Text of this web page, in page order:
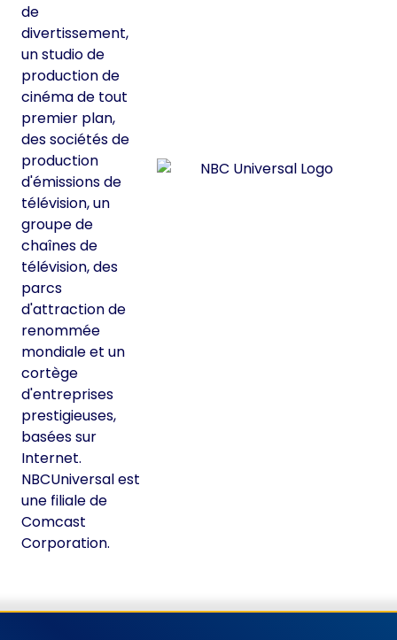
de
divertissement,
un studio de
production de
cinéma de tout
premier plan,
des sociétés de
production
d'émissions de
télévision, un
groupe de
chaînes de
télévision, des
parcs
d'attraction de
renommée
mondiale et un
cortège
d'entreprises
prestigieuses,
basées sur
Internet.
NBCUniversal est
une filiale de
Comcast
Corporation.